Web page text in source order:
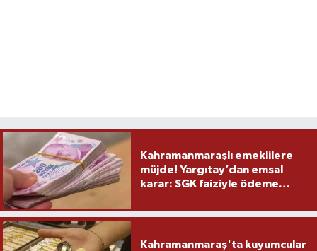
Kahramanmaraşlı emeklilere
müjde! Yargıtay’dan emsal
karar: SGK faiziyle ödeme
Kahramanmaraş'ta kuyumcular